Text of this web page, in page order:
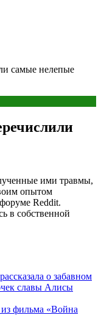
самые нелепые
ими травмы,
опытом
Reddit.
в собственной
о забавном
славы Алисы
фильма «Война